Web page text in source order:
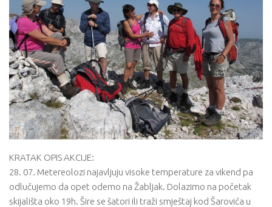
KRATAK OPIS AKCIJE:
28. 07. Metereolozi najavljuju visoke temperature za vikend pa
odlučujemo da opet odemo na Žabljak. Dolazimo na početak
skijališta oko 19h. Šire se šatori ili traži smještaj kod Šarovića u